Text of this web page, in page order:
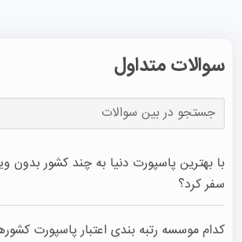
سوالات متداول
با بهترین پاسپورت دنیا به چند کشور بدون
سفر کرد؟
جهان می‌توان به 193 کشور بدون ویزا سفر کرد.
کدام موسسه رتبه بندی اعتبار پاسپورت